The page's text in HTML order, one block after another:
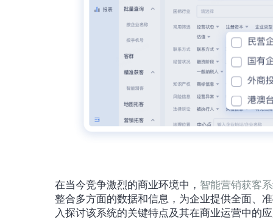
在当今竞争激烈的商业环境中， 智能营销获客
整合多方面的数据和信息，为企业提供全面、
入探讨该系统的关键特点及其在商业运营中的